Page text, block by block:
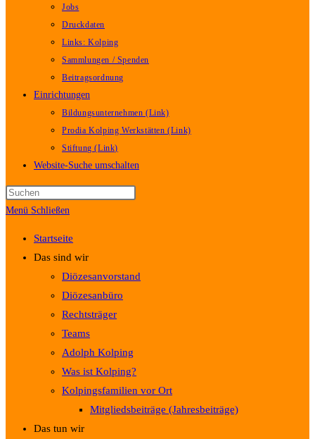
Jobs
Druckdaten
Links: Kolping
Sammlungen / Spenden
Beitragsordnung
Einrichtungen
Bildungsunternehmen (Link)
Prodia Kolping Werkstätten (Link)
Stiftung (Link)
Website-Suche umschalten
Menü Schließen
Startseite
Das sind wir
Diözesanvorstand
Diözesanbüro
Rechtsträger
Teams
Adolph Kolping
Was ist Kolping?
Kolpingsfamilien vor Ort
Mitgliedsbeiträge (Jahresbeiträge)
Das tun wir